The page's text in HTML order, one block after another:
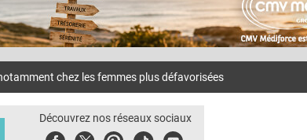
chez les femmes plus défavorisées
Découvrez nos réseaux sociaux